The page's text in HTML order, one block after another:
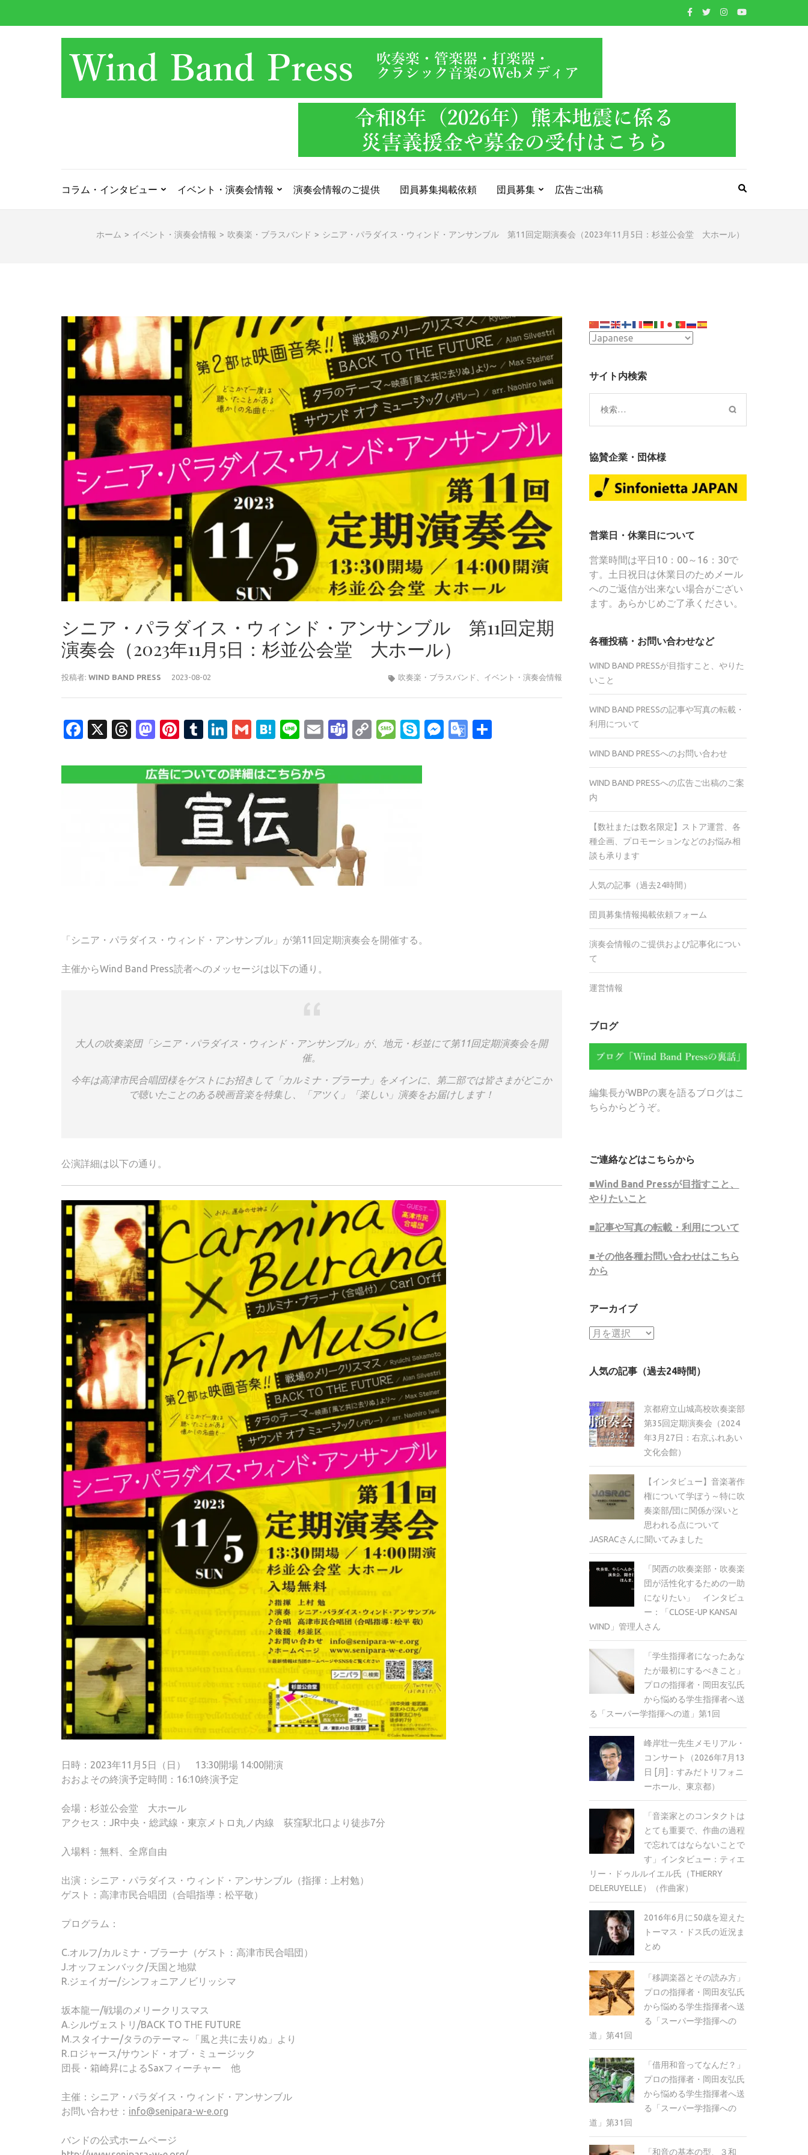
PRESS
コラム・インタビュー イベント・演奏会情報 演奏会情報のご提供 団員募集掲載依頼 団員募集 広告ご出稿
ホーム > イベント・演奏会情報 > 吹奏楽・ブラスバンド > シニア・パラダイス・ウィンド・アンサンブル 第11回定期演奏会（2023年11月5日：杉並公会堂 大ホール）
シニア・パラダイス・ウィンド・アンサンブル 第11回定期
演奏会（2023年11月5日：杉並公会堂 大ホール）
投稿者: WIND BAND PRESS 2023-08-02 吹奏楽・ブラスバンド イベント・演奏会情報
Facebook
X Threads
Mastodon
Pinterest
Tumblr
LinkedIn
GmailHatena
LineEmailTeams
CopyMessage
SkypeMessenger
Google
「シニア・パラダイス・ウィンド・アンサンブル」が第11回定期演奏会を開催する。
主催からWind Band Press読者へのメッセージは以下の通り。
大人の吹奏楽団「シニア・パラダイス・ウィンド・アンサンブル」が、地元・杉並にて第11回定期演奏会を開
催。
今年は高津市民合唱団様をゲストにお招きして「カルミナ・ブラーナ」をメインに、第二部では皆さまがどこか
で聴いたことのある映画音楽を特集し、「アツく」「楽しい」演奏をお届けします！
公演詳細は以下の通り。
日時：2023年11月5日（日） 13:30開場 14:00開演
おおよその終演予定時間：16:10終演予定
会場：杉並公会堂 大ホール
アクセス：JR中央・総武線・東京メトロ丸ノ内線 荻窪駅北口より徒歩7分
入場料：無料、全席自由
出演：シニア・パラダイス・ウィンド・アンサンブル（指揮：上村勉）
ゲスト：高津市民合唱団（合唱指導：松平敬）
プログラム：
C.オルフ/カルミナ・ブラーナ（ゲスト：高津市民合唱団）
J.オッフェンバック/天国と地獄
R.ジェイガー/シンフォニアノビリッシマ
坂本龍一/戦場のメリークリスマス
A.シルヴェストリ/BACK TO THE FUTURE
M.スタイナー/タラのテーマ～「風と共に去りぬ」より
R.ロジャース/サウンド・オブ・ミュージック
団長・箱崎昇によるSaxフィーチャー 他
主催：シニア・パラダイス・ウィンド・アンサンブル
お問い合わせ： info@senipara-w-e.org
バンドの公式ホームページ
サイト内検索
検
索:
協賛企業・団体様
営業日・休業日について
営業時間は平日10：00～16：30で
す。土日祝日は休業日のためメール
へのご返信が出来ない場合がござい
ます。あらかじめご了承ください。
各種投稿・お問い合わせなど
WIND BAND PRESSが目指すこと、やりた
いこと
WIND BAND PRESSの記事や写真の転載・
利用について
WIND BAND PRESSへのお問い合わせ
WIND BAND PRESSへの広告ご出稿のご案
内
【数社または数名限定】ストア運営、各
種企画、プロモーションなどのお悩み相
談も承ります
人気の記事（過去24時間）
団員募集情報掲載依頼フォーム
演奏会情報のご提供および記事化につい
て
運営情報
ブログ
編集長がWBPの裏を語るブログはこ
ちらからどうぞ。
ご連絡などはこちらから
■Wind Band Pressが目指すこと、
やりたいこと
■記事や写真の転載・利用について
■その他各種お問い合わせはこちら
から
アーカイブ
ア
イ
人気の記事（過去24時間）
京都府立山城高校吹奏楽部
第35回定期演奏会（2024
年3月27日：右京ふれあい
文化会館）
【インタビュー】音楽著作
権について学ぼう～特に吹
奏楽部/団に関係が深いと
思われる点について
JASRACさんに聞いてみました
「関西の吹奏楽部・吹奏楽
団が活性化するための一助
になりたい」 インタビュ
ー：「CLOSE-UP KANSAI
WIND」管理人さん
「学生指揮者になったあな
たが最初にするべきこと」
プロの指揮者・岡田友弘氏
から悩める学生指揮者へ送
る「スーパー学指揮への道」第1回
峰岸壮一先生メモリアル・
コンサート（2026年7月13
日 [月]：すみだトリフォニ
ーホール、東京都）
「音楽家とのコンタクトは
とても重要で、作曲の過程
で忘れてはならないことで
す」インタビュー：ティエ
リー・ドゥルルイエル氏（THIERRY
DELERUYELLE）（作曲家）
2016年6月に50歳を迎えた
トーマス・ドス氏の近況ま
とめ
「移調楽器とその読み方」
プロの指揮者・岡田友弘氏
から悩める学生指揮者へ送
る「スーパー学指揮への
道」第41回
「借用和音ってなんだ？」
プロの指揮者・岡田友弘氏
から悩める学生指揮者へ送
る「スーパー学指揮への
道」第31回
「和音の基本の型、３和